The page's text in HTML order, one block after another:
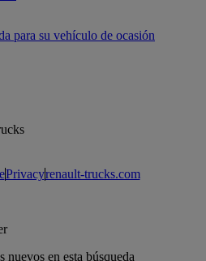
para su vehículo de ocasión
Privacyrenault-trucks.com
nuevos en esta búsqueda